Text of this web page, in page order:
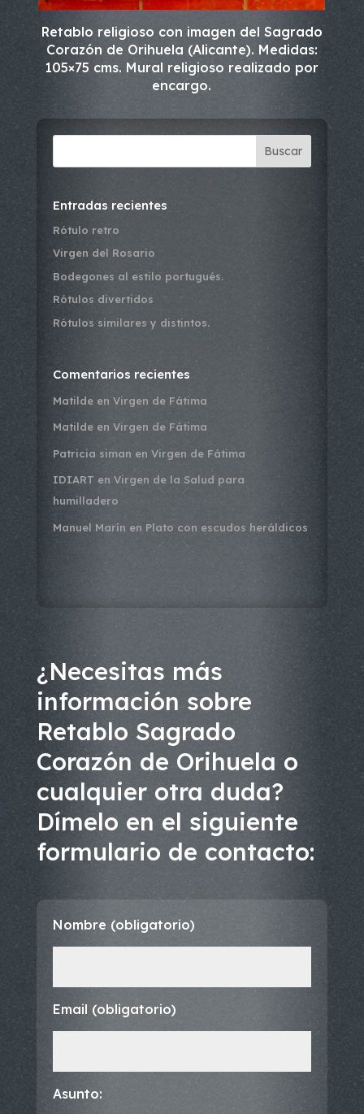
Retablo religioso con imagen del Sagrado
Corazón de Orihuela (Alicante). Medidas:
105×75 cms. Mural religioso realizado por
encargo.
Buscar
Entradas recientes
Rótulo retro
Virgen del Rosario
Bodegones al estilo portugués.
Rótulos divertidos
Rótulos similares y distintos.
Comentarios recientes
Matildeen Virgen de Fátima
Matildeen Virgen de Fátima
Patricia siman en Virgen de Fátima
IDIART en Virgen de la Salud para
humilladero
Manuel Marín en Plato con escudos heráldicos
¿Necesitas más
información sobre
Retablo Sagrado
Corazón de Orihuela o
cualquier otra duda?
Dímelo en el siguiente
formulario de contacto:
Nombre (obligatorio)
Email (obligatorio)
Asunto: